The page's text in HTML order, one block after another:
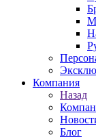
Компания
Назад
Блог